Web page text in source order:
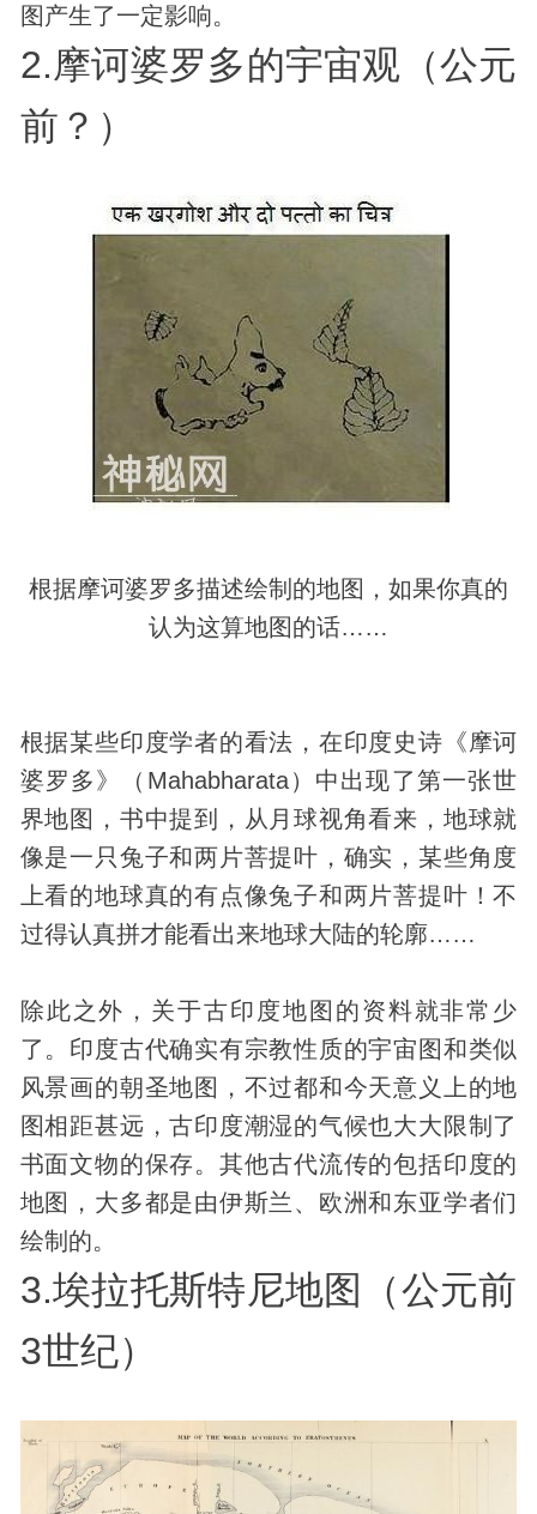
图产生了一定影响。
2.摩诃婆罗多的宇宙观（公元
前？）
根据摩诃婆罗多描述绘制的地图，如果你真的
认为这算地图的话……
根据某些印度学者的看法，在印度史诗《摩诃
婆罗多》（Mahabharata）中出现了第一张世
界地图，书中提到，从月球视角看来，地球就
像是一只兔子和两片菩提叶，确实，某些角度
上看的地球真的有点像兔子和两片菩提叶！不
过得认真拼才能看出来地球大陆的轮廓……
除此之外，关于古印度地图的资料就非常少
了。印度古代确实有宗教性质的宇宙图和类似
风景画的朝圣地图，不过都和今天意义上的地
图相距甚远，古印度潮湿的气候也大大限制了
书面文物的保存。其他古代流传的包括印度的
地图，大多都是由伊斯兰、欧洲和东亚学者们
绘制的。
3.埃拉托斯特尼地图（公元前
3世纪）